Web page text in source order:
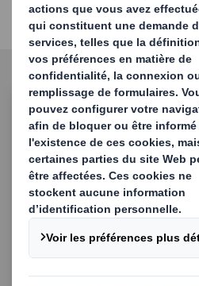
Nos innovations